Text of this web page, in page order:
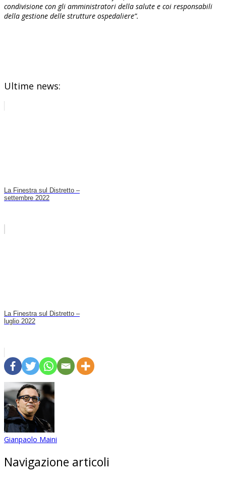
condivisione con gli amministratori della salute e coi responsabili
della gestione delle strutture ospedaliere”.
Ultime news:
La Finestra sul Distretto –
settembre 2022
La Finestra sul Distretto –
luglio 2022
Gianpaolo Maini
Navigazione articoli